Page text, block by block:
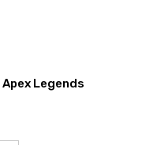
Legends